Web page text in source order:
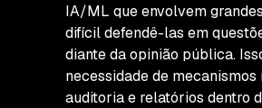
IA/ML que envolvem
difícil defendê-las em
diante da opinião pública.
necessidade de
auditoria e relatórios dentro